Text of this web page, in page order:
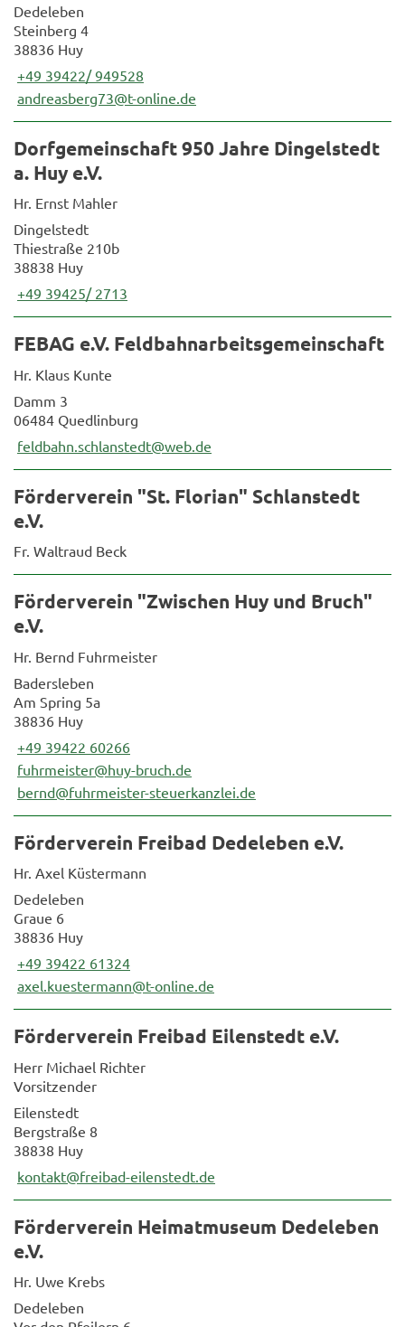
Dedeleben
Steinberg 4
38836 Huy
+49 39422/ 949528
andreasberg73@t-online.de
Dorfgemeinschaft 950 Jahre Dingelstedt
a. Huy e.V.
Hr. Ernst Mahler
Dingelstedt
Thiestraße 210b
38838 Huy
+49 39425/ 2713
FEBAG e.V. Feldbahnarbeitsgemeinschaft
Hr. Klaus Kunte
Damm 3
06484 Quedlinburg
feldbahn.schlanstedt@web.de
Förderverein "St. Florian" Schlanstedt
e.V.
Fr. Waltraud Beck
Förderverein "Zwischen Huy und Bruch"
e.V.
Hr. Bernd Fuhrmeister
Badersleben
Am Spring 5a
38836 Huy
+49 39422 60266
fuhrmeister@huy-bruch.de
bernd@fuhrmeister-steuerkanzlei.de
Förderverein Freibad Dedeleben e.V.
Hr. Axel Küstermann
Dedeleben
Graue 6
38836 Huy
+49 39422 61324
axel.kuestermann@t-online.de
Förderverein Freibad Eilenstedt e.V.
Herr Michael Richter
Vorsitzender
Eilenstedt
Bergstraße 8
38838 Huy
kontakt@freibad-eilenstedt.de
Förderverein Heimatmuseum Dedeleben
e.V.
Hr. Uwe Krebs
Dedeleben